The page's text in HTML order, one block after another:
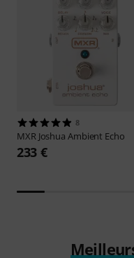
8
MXR Joshua Ambient Echo
233 €